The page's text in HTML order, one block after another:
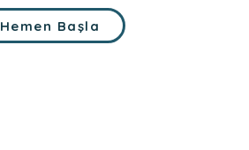
Hemen Başla